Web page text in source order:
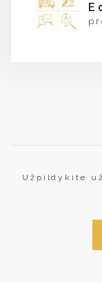
Užpildykite